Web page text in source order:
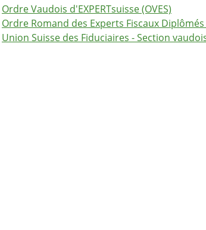
Ordre Vaudois d'EXPERTsuisse (OVES)
Ordre Romand des Experts Fiscaux Diplômés
Union Suisse des Fiduciaires - Section